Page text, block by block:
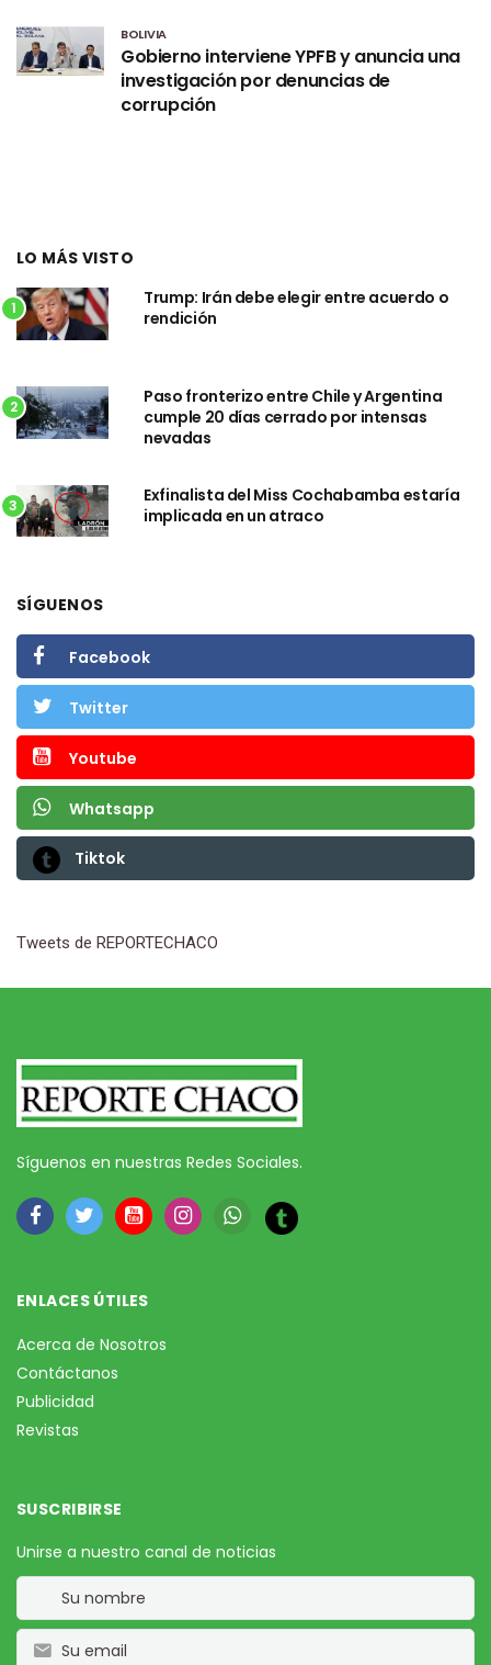
BOLIVIA
Gobierno interviene YPFB y anuncia una
investigación por denuncias de
corrupción
LO MÁS VISTO
1
Trump: Irán debe elegir entre acuerdo o
rendición
2
Paso fronterizo entre Chile y Argentina
cumple 20 días cerrado por intensas
nevadas
3
Exfinalista del Miss Cochabamba estaría
implicada en un atraco
SÍGUENOS
Facebook
Twitter
Youtube
Whatsapp
Tiktok
Tweets de REPORTECHACO
Síguenos en nuestras Redes Sociales.
ENLACES ÚTILES
Acerca de Nosotros
Contáctanos
Publicidad
Revistas
SUSCRIBIRSE
Unirse a nuestro canal de noticias